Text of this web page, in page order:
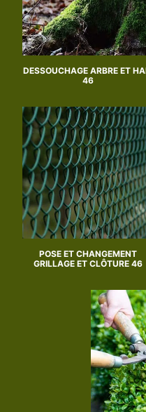
DESSOUCHAGE ARBRE ET
46
POSE ET CHANGEMENT
GRILLAGE ET CLÔTURE 46